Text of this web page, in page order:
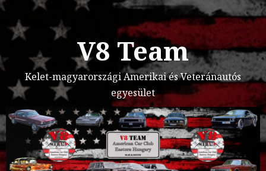
Skip
content
V8 Team
Kelet-magyarországi Amerikai és Veteránautós
egyesület